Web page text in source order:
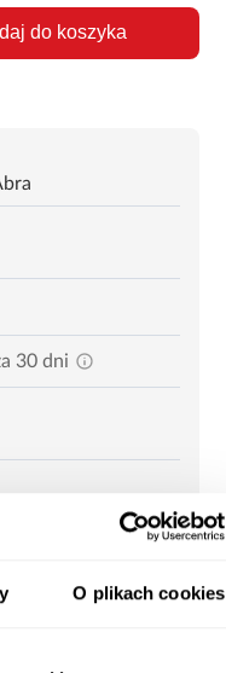
O plikach cookies
do koszyka
30 dni